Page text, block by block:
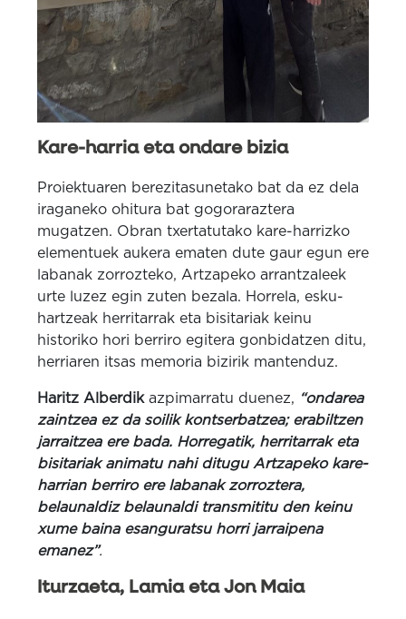
Kare-harria eta ondare bizia
Proiektuaren berezitasunetako bat da ez dela
iraganeko ohitura bat gogoraraztera
mugatzen. Obran txertatutako kare-harrizko
elementuek aukera ematen dute gaur egun ere
labanak zorrozteko, Artzapeko arrantzaleek
urte luzez egin zuten bezala. Horrela, esku-
hartzeak herritarrak eta bisitariak keinu
historiko hori berriro egitera gonbidatzen ditu,
herriaren itsas memoria bizirik mantenduz.
Haritz Alberdikazpimarratu duenez, “ondarea
zaintzea ez da soilik kontserbatzea; erabiltzen
jarraitzea ere bada. Horregatik, herritarrak eta
bisitariak animatu nahi ditugu Artzapeko kare-
harrian berriro ere labanak zorroztera,
belaunaldiz belaunaldi transmititu den keinu
xume baina esanguratsu horri jarraipena
emanez”.
Iturzaeta, Lamia eta Jon Maia